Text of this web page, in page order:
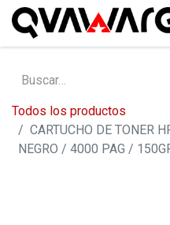
Todos los productos
CARTUCHO DE TONER
NEGRO / 4000 PAG /